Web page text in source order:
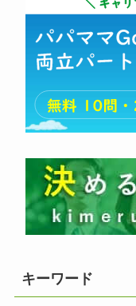
キーワード